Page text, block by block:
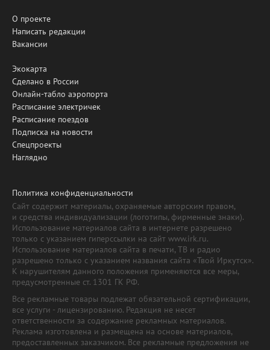
О проекте
Написать редакции
Вакансии
Экокарта
Сделано в России
Онлайн-табло аэропорта
Расписание электричек
Расписание поездов
Подписка на новости
Спецпроекты
Наглядно
Политика конфиденциальности
Сайт содержит материалы, охраняемые авторским правом,
и средства индивидуализации (логотипы, фирменные знаки).
Использование материалов сайта в интернете разрешено
только с указанием гиперссылки на сайт www.irk.ru.
Использование материалов сайта в печати, ТВ и радио
разрешено только с указанием названия сайта «Твой Иркутск».
К нарушителям данного положения применяются все меры,
предусмотренные ст. 1301 ГК РФ.
Все рекламные товары подлежат обязательной сертификации,
все услуги - лицензированию. Редакция не несет
ответственности за содержание рекламных материалов.
Реклама изготовлена и размещена на основе материалов,
предоставленных заказчиком. Все рекламные предложения не